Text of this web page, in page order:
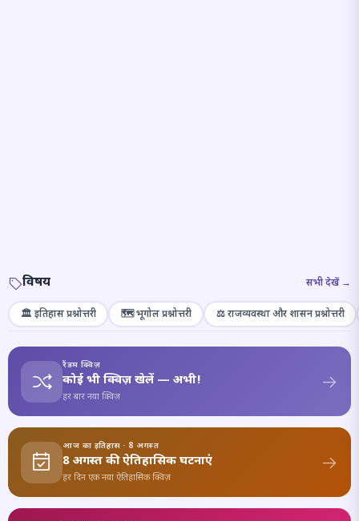
विषय सभी देखें →
🏛️ इतिहास प्रश्नोत्तरी 🗺️ भूगोल प्रश्नोत्तरी ⚖️ राजव्यवस्था और शासन प्रश्नोत्तरी
रैंडम क्विज़
कोई भी क्विज़ खेलें — अभी!
हर बार नया क्विज़
आज का इतिहास · 8 अगस्त
8 अगस्त की ऐतिहासिक घटनाएं
हर दिन एक नया ऐतिहासिक क्विज़